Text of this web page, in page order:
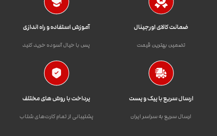
ضمانت کالای اورجینال
تضمین بهترین قیمت
آموزش استفاده و راه اندازی
پس با خیال آسوده خرید کنید
ارسال سریع با پیک و پست
ارسال سریع به سراسر ایران
پرداخت با روش های مختلف
پشتیبانی از تمام کارت‌های شتاب